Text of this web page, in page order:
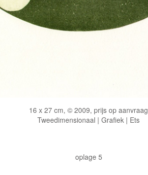
16 x 27 cm, © 2009, prijs op aanvraag
Tweedimensionaal | Grafiek | Ets
oplage 5